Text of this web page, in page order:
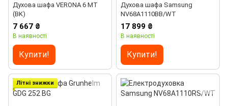
Духова шафа VERONA 6 MT
(BK)
7 667 ₴
В наявності
Купити!
Духова шафа Samsung
NV68A1110BB/WT
17 899 ₴
В наявності
Купити!
Літні знижки